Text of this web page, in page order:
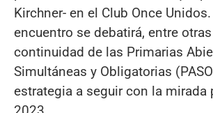
Kirchner- en el Club Once
encuentro se debatirá, entre
continuidad de las Primarias
Simultáneas y Obligatorias
estrategia a seguir con la mirada